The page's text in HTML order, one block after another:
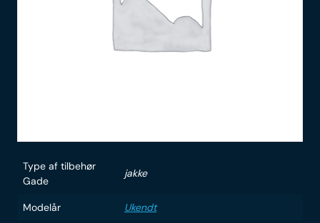
Type af tilbehør
Gade
jakke
Modelår Ukendt